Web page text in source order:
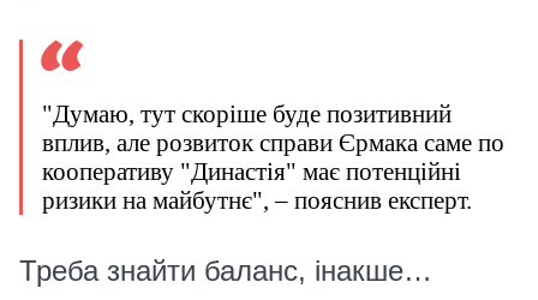
"Думаю, тут скоріше буде позитивний
вплив, але розвиток справи Єрмака саме по
кооперативу "Династія" має потенційні
ризики на майбутнє", – пояснив експерт.
Треба знайти баланс, інакше…